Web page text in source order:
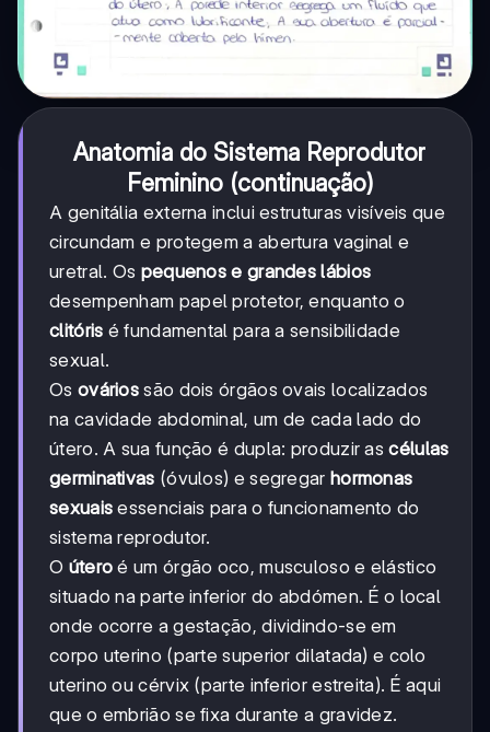
Anatomia do Sistema Reprodutor
Feminino (continuação)
A genitália externa inclui estruturas visíveis que
circundam e protegem a abertura vaginal e
uretral. Os pequenos e grandes lábios
desempenham papel protetor, enquanto o
clitóris é fundamental para a sensibilidade
sexual.
Os ovários são dois órgãos ovais localizados
na cavidade abdominal, um de cada lado do
útero. A sua função é dupla: produzir ascélulas
germinativas (óvulos) e segregar hormonas
sexuais essenciais para o funcionamento do
sistema reprodutor.
O útero é um órgão oco, musculoso e elástico
situado na parte inferior do abdómen. É o local
onde ocorre a gestação, dividindo-se em
corpo uterino (parte superior dilatada) e colo
uterino ou cérvix (parte inferior estreita). É aqui
que o embrião se fixa durante a gravidez.